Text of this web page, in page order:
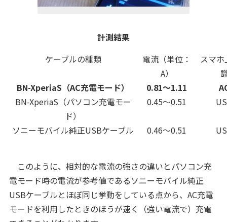
計測結果
ケーブルの種類
電流（単位：
A）
スマ
BN-XperiaS（AC充電モード）
0.81～1.11
BN-XperiaS（パソコン充電モー
ド）
0.45～0.51
ソニーモバイル純正USBケーブル 0.46～0.51
このように、相対的な電流の強さの違いとパソコン充
電モード時の電流が参考値であるソニーモバイル純正
USBケーブルとほぼ同じ挙動をしている点から、AC充電
モードを利用したときのほうが速く（強い電流で）充電